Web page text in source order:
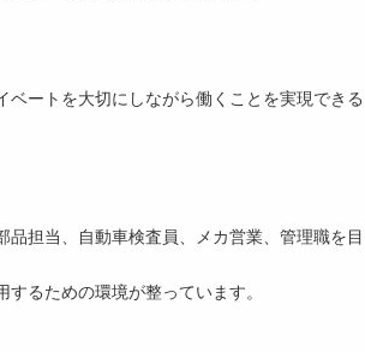
ベートを大切にしながら働くことを実現できる
品担当、自動車検査員、メカ営業、管理職を目
るための環境が整っています。